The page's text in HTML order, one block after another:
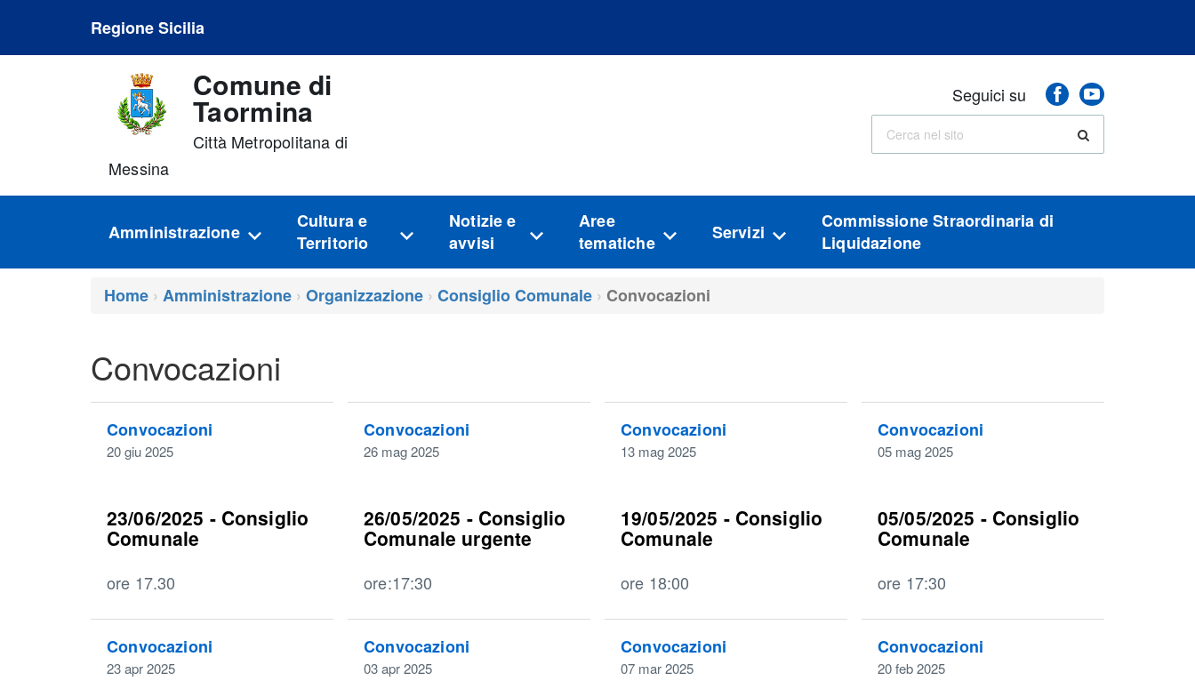
Regione Sicilia
Comune di
Taormina
Città Metropolitana di
Messina
social
Seguici su FacebookYoutube
Cerca
nel
Amministrazione
Cultura e
Territorio
Notizie e
avvisi
Aree
tematiche
Servizi
Commissione Straordinaria di
Liquidazione
Home Amministrazione Organizzazione Consiglio Comunale Convocazioni
Convocazioni
Convocazioni
20 giu 2025
23/06/2025 - Consiglio
Comunale
ore 17.30
Convocazioni
26 mag 2025
26/05/2025 - Consiglio
Comunale urgente
ore:17:30
Convocazioni
13 mag 2025
19/05/2025 - Consiglio
Comunale
ore 18:00
Convocazioni
05 mag 2025
05/05/2025 - Consiglio
Comunale
ore 17:30
Convocazioni
23 apr 2025
Convocazioni
03 apr 2025
Convocazioni
07 mar 2025
Convocazioni
20 feb 2025